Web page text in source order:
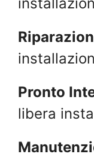
Pronto
libera